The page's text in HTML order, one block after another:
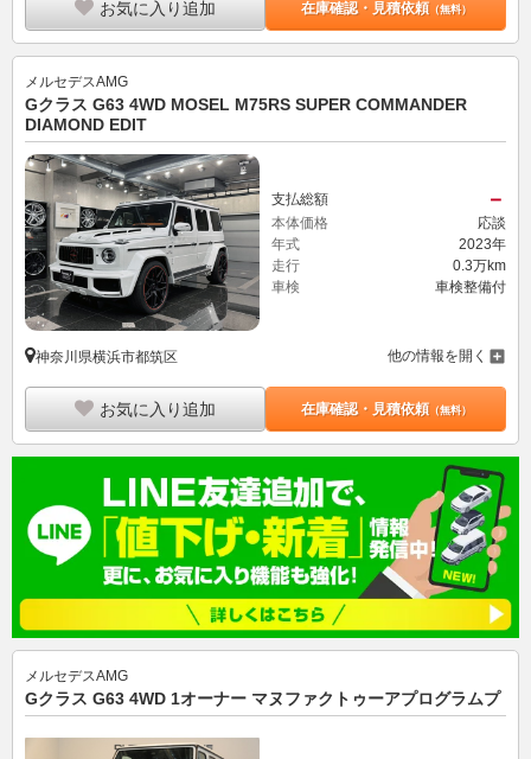
お気に入り追加 在庫確認・見積依頼（無料）
メルセデスAMG
Gクラス G63 4WD MOSEL M75RS SUPER COMMANDER
DIAMOND EDIT
支払総額 －
本体価格
応談
年式
2023年
走行
0.3万km
車検
車検整備付
神奈川県横浜市都筑区 他の情報を開く
お気に入り追加 在庫確認・見積依頼（無料）
メルセデスAMG
Gクラス G63 4WD 1オーナー マヌファクトゥーアプログラムプ